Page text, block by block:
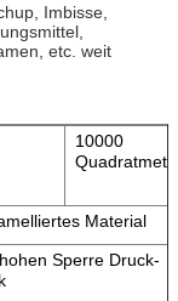
Imbisse,
etc. weit
10000
Material
Sperre Druck-